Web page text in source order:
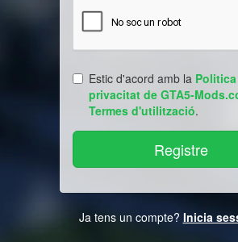
Estic d'acord amb la
privacitat de GTA5-
Termes d'utilització.
Ja tens un compte? Inicia